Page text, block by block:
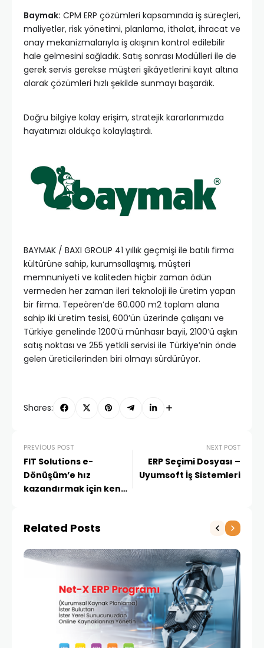
Baymak: CPM ERP çözümleri kapsamında iş süreçleri,
maliyetler, risk yönetimi, planlama, ithalat, ihracat ve
onay mekanizmalarıyla iş akışının kontrol edilebilir
hale gelmesini sağladık. Satış sonrası Modülleri ile de
gerek servis gerekse müşteri şikâyetlerini kayıt altına
alarak çözümleri hızlı şekilde sunmayı başardık.
Doğru bilgiye kolay erişim, stratejik kararlarımızda
hayatımızı oldukça kolaylaştırdı.
BAYMAK / BAXI GROUP 41 yıllık geçmişi ile batılı firma
kültürüne sahip, kurumsallaşmış, müşteri
memnuniyeti ve kaliteden hiçbir zaman ödün
vermeden her zaman ileri teknoloji ile üretim yapan
bir firma. Tepeören’de 60.000 m2 toplam alana
sahip iki üretim tesisi, 600’ün üzerinde çalışanı ve
Türkiye genelinde 1200’ü münhasır bayii, 2100’ü aşkın
satış noktası ve 255 yetkili servisi ile Türkiye’nin önde
gelen üreticilerinden biri olmayı sürdürüyor.
Shares:
PREVIOUS POST
FIT Solutions e-
Dönüşüm’e hız
kazandırmak için kendi
NEXT POST
ERP Seçimi Dosyası –
Uyumsoft İş Sistemleri
Related Posts